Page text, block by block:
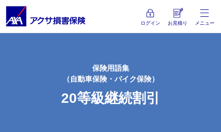
ログイン お見積り メニュー
保険用語集
（自動車保険・バイク保険）
20等級継続割引